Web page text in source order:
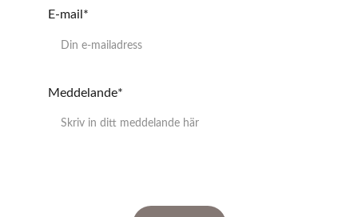
E-mail*
Meddelande*